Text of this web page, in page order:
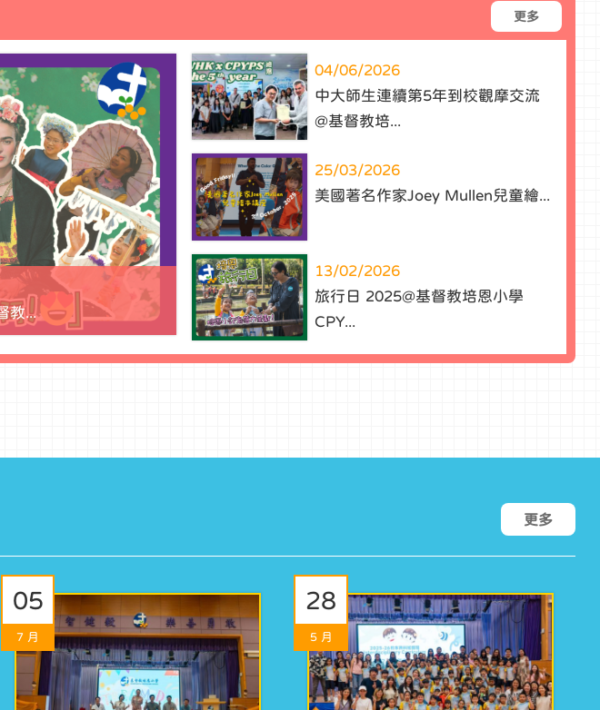
更多
教...
04/06/2026
中大師生連續第5年到校觀摩交流
@基督教培...
25/03/2026
美國著名作家Joey Mullen兒童繪...
13/02/2026
旅行日 2025@基督教培恩小學
CPY...
更多
05
7 月
28
5 月